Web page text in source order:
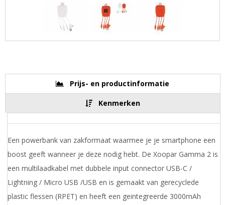
Prijs- en productinformatie
Kenmerken
Een powerbank van zakformaat waarmee je je smartphone een
boost geeft wanneer je deze nodig hebt. De Xoopar Gamma 2 is
een multilaadkabel met dubbele input connector USB-C /
Lightning / Micro USB /USB en is gemaakt van gerecyclede
plastic flessen (RPET) en heeft een geintegreerde 3000mAh